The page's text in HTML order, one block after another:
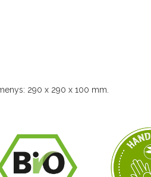
290 x 290 x 100 mm.